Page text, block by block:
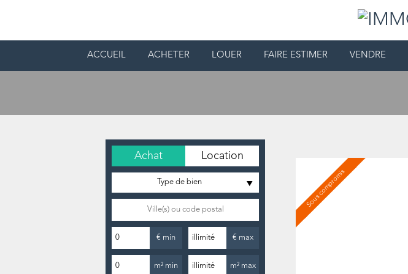
ACCUEIL ACHETER LOUER FAIRE ESTIMER VENDRE
Achat Location
Type de bien
€ min € max
m² min m² max
Sous compromis